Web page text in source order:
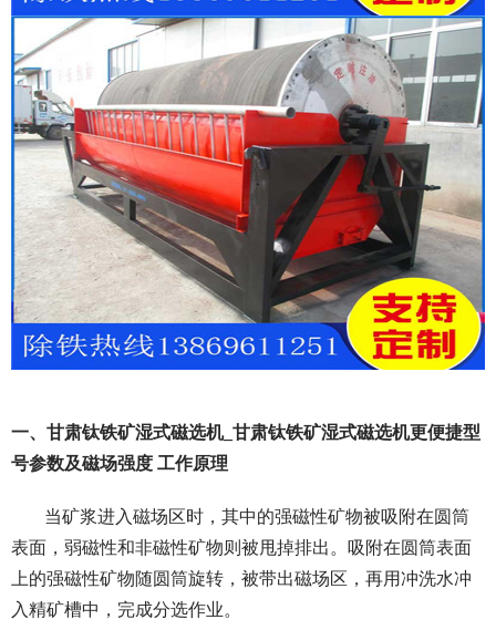
一、甘肃钛铁矿湿式磁选机_甘肃钛铁矿湿式磁选机更便捷型
号参数及磁场强度 工作原理
当矿浆进入磁场区时，其中的强磁性矿物被吸附在圆筒
表面，弱磁性和非磁性矿物则被甩掉排出。吸附在圆筒表面
上的强磁性矿物随圆筒旋转，被带出磁场区，再用冲洗水冲
入精矿槽中，完成分选作业。